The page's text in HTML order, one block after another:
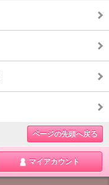
ページの先頭へ戻る
マイアカウント